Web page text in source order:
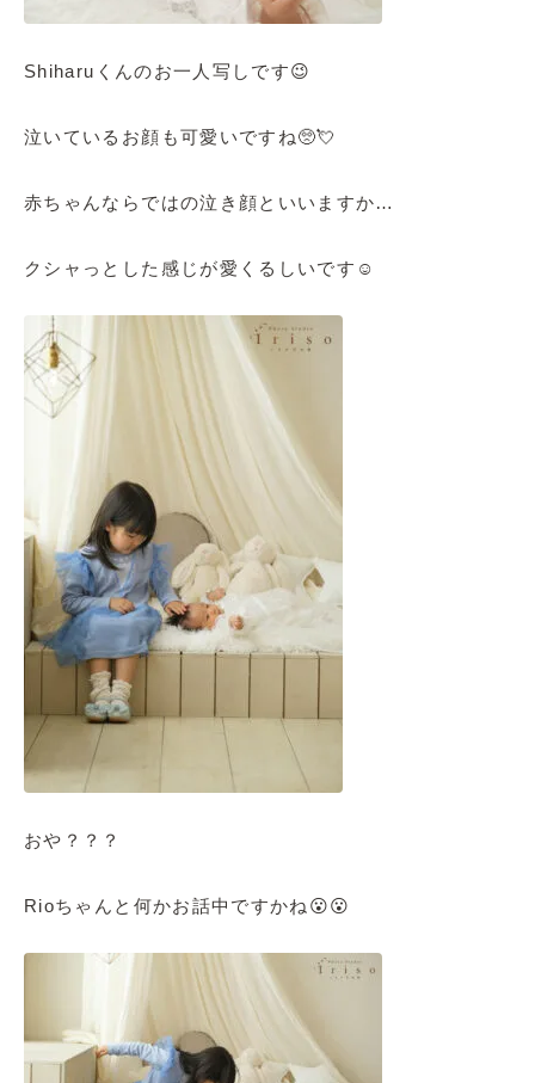
Shiharuくんのお一人写しです😉
泣いているお顔も可愛いですね🥺💘
赤ちゃんならではの泣き顔といいますか…
クシャっとした感じが愛くるしいです☺
おや？？？
Rioちゃんと何かお話中ですかね😮😮